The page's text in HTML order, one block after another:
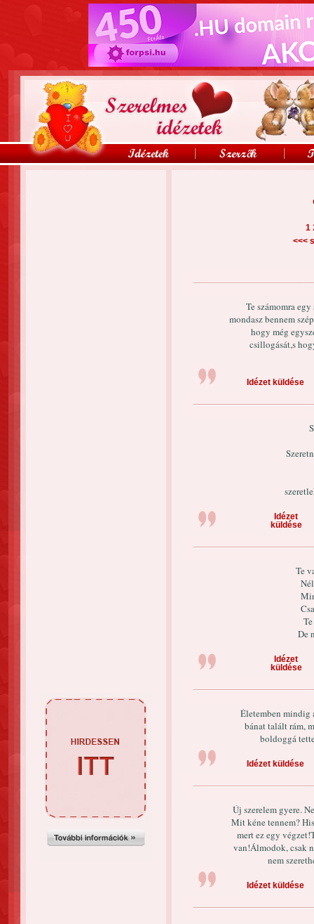
1
<<<
Te számomra
mondasz bennem
hogy még
csillogását,s
Idézet küldése
Idézet
küldése
Te
De
Idézet
küldése
Életemben mindig
bánat talált rám,
boldoggá
Idézet küldése
Új szerelem gyere.
Mit kéne tennem?
mert ez egy
van!Álmodok, csak
nem
Idézet küldése